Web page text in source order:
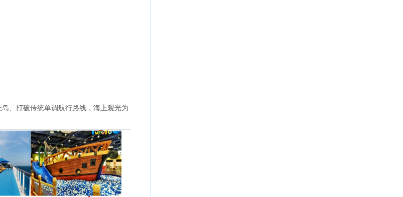
岛、打破传统单调航行路线，海上观光为